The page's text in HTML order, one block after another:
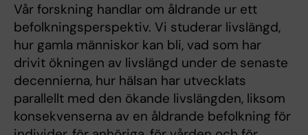
Vår forskning handlar om åldrande ur ett
befolkningsperspektiv. Vi studerar livslängd,
hur gamla människor kan bli, vad som har
drivit ökningen av livslängd under de senaste
decennierna, hur hälsan har utvecklats
parallellt med den ökande livslängden, liksom
konsekvenserna av en åldrande befolkning för